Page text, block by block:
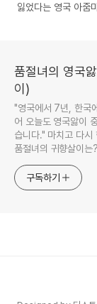
잃었다는 영국 아줌
품절녀의 영국
이)
"영국에서 7년, 한국
어 오늘도 영국앓이
습니다." 마치고 다시
품절녀의 귀향살이는?
구독하기